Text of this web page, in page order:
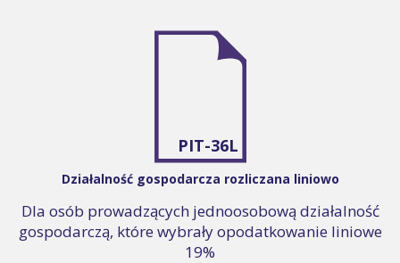
PIT-36L
Działalność gospodarcza rozliczana liniowo
Dla osób prowadzących jednoosobową działalność
gospodarczą, które wybrały opodatkowanie liniowe
19%